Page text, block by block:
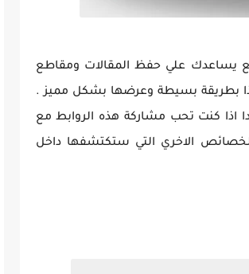
يساعدك علي حفظ المقالات ومقاطع
بطريقة بسيطة وعرضها بشكل مميز .
اذا كنت تحب مشاركة هذه الروابط مع
الاخري التي ستكتشفها داخل